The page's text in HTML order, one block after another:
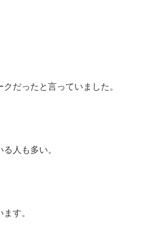
だったと言っていました。
人も多い。
す。